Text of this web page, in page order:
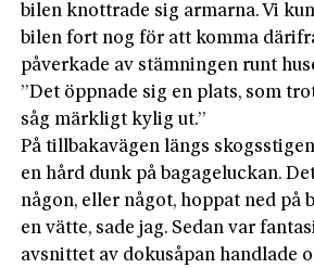
bilen knottrade sig armarna. Vi
bilen fort nog för att komma
påverkade av stämningen runt
”Det öppnade sig en plats, som
såg märkligt kylig ut.”
På tillbakavägen längs
en hård dunk på bagageluckan.
någon, eller något, hoppat ned på
en vätte, sade jag. Sedan var
avsnittet av dokusåpan handlade